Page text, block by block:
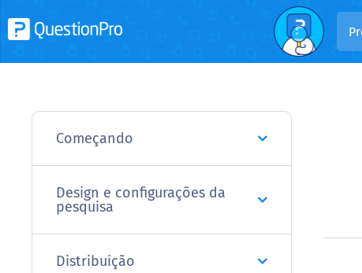
Começando
Design e configurações da
pesquisa
Distribuição